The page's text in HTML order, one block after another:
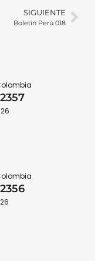
SIGUIENTE
Boletín Perú 018